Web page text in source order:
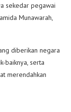
sekedar pegawai
Munawarah,
diberikan negara
baiknya, serta
merendahkan